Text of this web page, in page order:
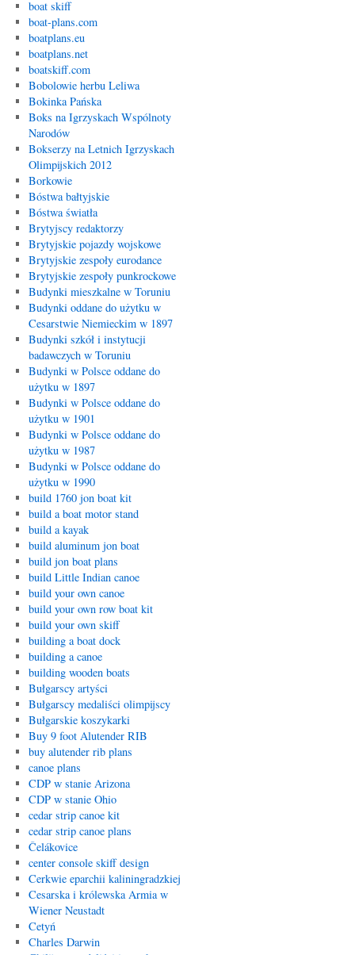
boat skiff
boat-plans.com
boatplans.eu
boatplans.net
boatskiff.com
Bobolowie herbu Leliwa
Bokinka Pańska
Boks na Igrzyskach Wspólnoty
Narodów
Bokserzy na Letnich Igrzyskach
Olimpijskich 2012
Borkowie
Bóstwa bałtyjskie
Bóstwa światła
Brytyjscy redaktorzy
Brytyjskie pojazdy wojskowe
Brytyjskie zespoły eurodance
Brytyjskie zespoły punkrockowe
Budynki mieszkalne w Toruniu
Budynki oddane do użytku w
Cesarstwie Niemieckim w 1897
Budynki szkół i instytucji
badawczych w Toruniu
Budynki w Polsce oddane do
użytku w 1897
Budynki w Polsce oddane do
użytku w 1901
Budynki w Polsce oddane do
użytku w 1987
Budynki w Polsce oddane do
użytku w 1990
build 1760 jon boat kit
build a boat motor stand
build a kayak
build aluminum jon boat
build jon boat plans
build Little Indian canoe
build your own canoe
build your own row boat kit
build your own skiff
building a boat dock
building a canoe
building wooden boats
Bułgarscy artyści
Bułgarscy medaliści olimpijscy
Bułgarskie koszykarki
Buy 9 foot Alutender RIB
buy alutender rib plans
canoe plans
CDP w stanie Arizona
CDP w stanie Ohio
cedar strip canoe kit
cedar strip canoe plans
Čelákovice
center console skiff design
Cerkwie eparchii kaliningradzkiej
Cesarska i królewska Armia w
Wiener Neustadt
Cetyń
Charles Darwin